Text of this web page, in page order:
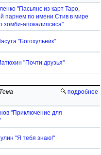
"Пасьянс из карт Таро,
парнем по имени Стив в мире
зомби-апокалипсиса"
"Богохульник"
"Почти друзья"
подробнее
"Приключение для
"Я тебя знаю!"